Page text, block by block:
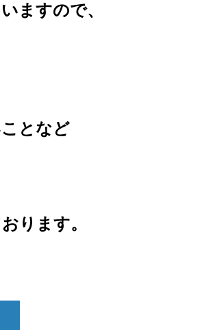
ますので、
となど
ります。